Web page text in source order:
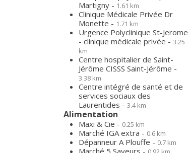
Martigny - 1.61 km
Clinique Médicale Privée Dr
Monette - 1.71 km
Urgence Polyclinique St-Jerome
- clinique médicale privée - 3.25
km
Centre hospitalier de Saint-
Jérôme CISSS Saint-Jérôme -
3.38 km
Centre intégré de santé et de
services sociaux des
Laurentides - 3.4 km
Alimentation
Maxi & Cie - 0.25 km
Marché IGA extra - 0.6 km
Dépanneur A Plouffe - 0.7 km
Marché 5 Saveurs -